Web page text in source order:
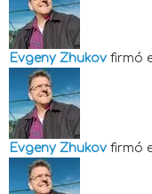
Evgeny Zhukov firmó
Evgeny Zhukov firmó